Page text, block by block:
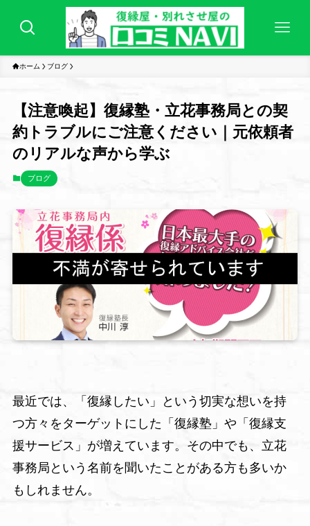
ホーム ブログ
【注意喚起】復縁塾・立花事務局との契
約トラブルにご注意ください｜元依頼者
のリアルな声から学ぶ
ブログ
最近では、「復縁したい」という切実な想いを持
つ方々をターゲットにした「復縁塾」や「復縁支
援サービス」が増えています。その中でも、立花
事務局という名前を聞いたことがある方も多いか
もしれません。